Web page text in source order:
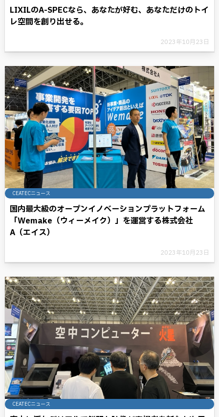
LIXILのA-SPECなら、あなたが好む、あなただけのトイ
レ空間を創り出せる。
2023年10月23日
CEATECニュース
国内最大級のオープンイノベーションプラットフォーム
「Wemake（ウィーメイク）」を運営する株式会社
A（エイス）
2023年10月23日
CEATECニュース